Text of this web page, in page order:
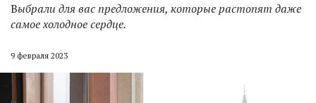
Выбрали для вас предложения, которые растопят даже
самое холодное сердце.
9 февраля 2023